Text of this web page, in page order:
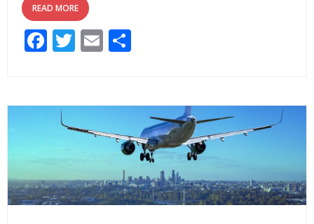
READ MORE
F
b
o
k
T
er
E
l p
ar
ti
r